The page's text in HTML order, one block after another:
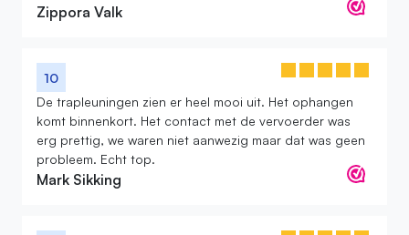
Zippora Valk
10
De trapleuningen zien er heel mooi uit. Het ophangen
komt binnenkort. Het contact met de vervoerder was
erg prettig, we waren niet aanwezig maar dat was geen
probleem. Echt top.
Mark Sikking